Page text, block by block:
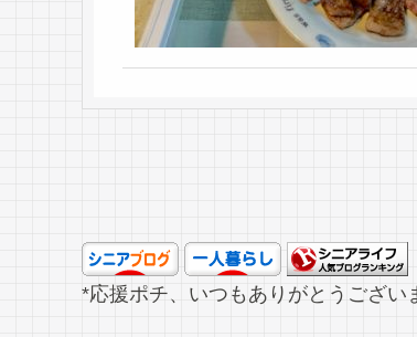
*応援ポチ、いつもありがとうござい